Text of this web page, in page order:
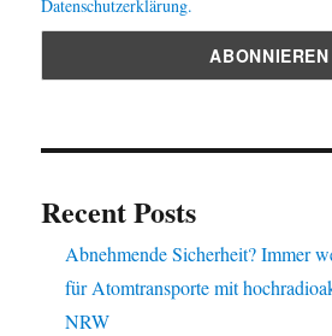
Datenschutzerklärung.
Recent Posts
Abnehmende Sicherheit? Immer
für Atomtransporte mit
NRW